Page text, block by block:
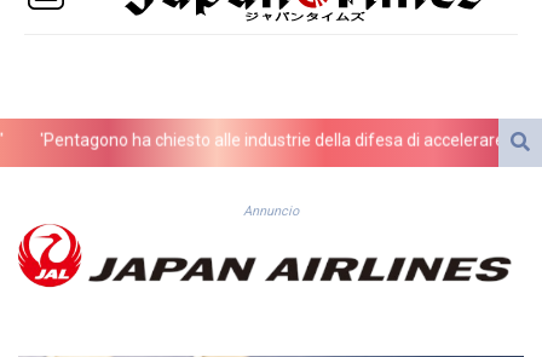
AMD
ARS
1724.882567
AWG 2.082489
BAM 1.955776
BBD 2.321671
'Pentagono ha chiesto alle industrie della difesa di accelerare la
Annuncio